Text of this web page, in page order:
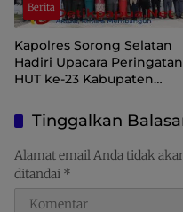
Berita
Kapolres Sorong Selatan
Hadiri Upacara Peringatan
HUT ke-23 Kabupaten
Tinggalkan
Alamat email Anda tidak
ditandai *